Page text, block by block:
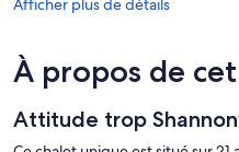
Afficher plus de détails
À propos de
Attitude trop